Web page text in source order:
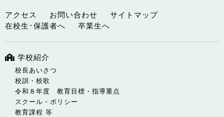
アクセス お問い合わせ
サイトマップ
在校生･保護者へ
卒業生へ
学校紹介
校長あいさつ
校訓・校歌
令和８年度 教育目標・指導重点
スクール・ポリシー
教育課程 等